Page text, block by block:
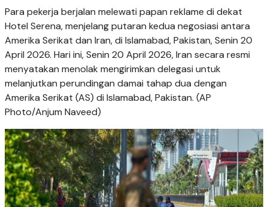
Para pekerja berjalan melewati papan reklame di dekat
Hotel Serena, menjelang putaran kedua negosiasi antara
Amerika Serikat dan Iran, di Islamabad, Pakistan, Senin 20
April 2026. Hari ini, Senin 20 April 2026, Iran secara resmi
menyatakan menolak mengirimkan delegasi untuk
melanjutkan perundingan damai tahap dua dengan
Amerika Serikat (AS) di Islamabad, Pakistan. (AP
Photo/Anjum Naveed)